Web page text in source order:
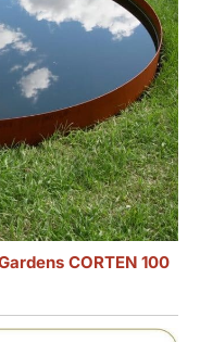
CORTEN 100